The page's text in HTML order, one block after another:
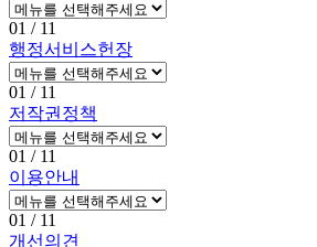
01 / 11
행정서비스헌장
01 / 11
저작권정책
01 / 11
이용안내
01 / 11
개선의견